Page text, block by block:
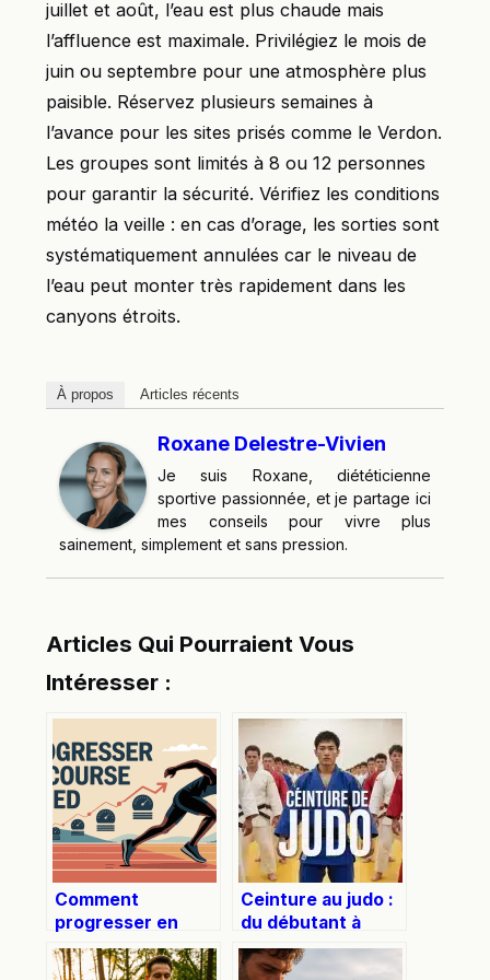
juillet et août, l’eau est plus chaude mais
l’affluence est maximale. Privilégiez le mois de
juin ou septembre pour une atmosphère plus
paisible. Réservez plusieurs semaines à
l’avance pour les sites prisés comme le Verdon.
Les groupes sont limités à 8 ou 12 personnes
pour garantir la sécurité. Vérifiez les conditions
météo la veille : en cas d’orage, les sorties sont
systématiquement annulées car le niveau de
l’eau peut monter très rapidement dans les
canyons étroits.
À propos Articles récents
Roxane Delestre-Vivien
Je suis Roxane, diététicienne
sportive passionnée, et je partage ici
mes conseils pour vivre plus
sainement, simplement et sans pression.
Articles Qui Pourraient Vous
Intéresser :
Comment
progresser en
course à pied :
conseils
Ceinture au judo :
du débutant à
l’expert, comment
valider votre